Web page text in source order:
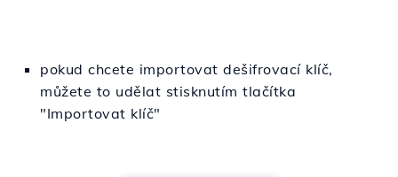
pokud chcete importovat dešifrovací klíč,
můžete to udělat stisknutím tlačítka
"Importovat klíč"